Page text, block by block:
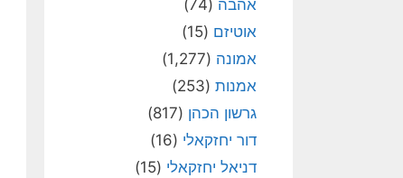
אהבה (74)
אוטיזם (15)
אמונה (1,277)
אמנות (253)
גרשון הכהן (817)
דור יחזקאלי (16)
דניאל יחזקאלי (15)